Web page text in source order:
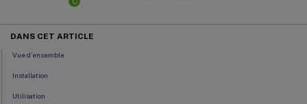
DANS CET ARTICLE
Vue d’ensemble
Installation
Utilisation